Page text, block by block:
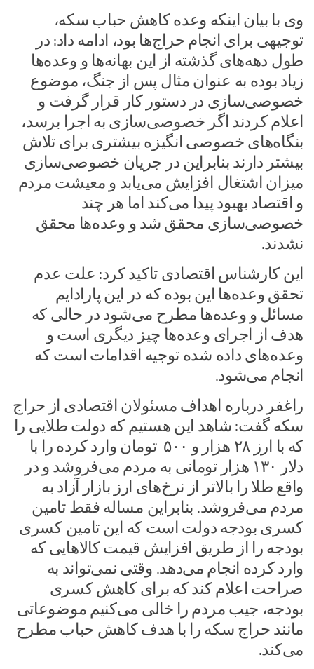
وی با بیان اینکه وعده کاهش حباب سکه،
توجیهی برای انجام حراج‌ها بود، ادامه داد: در
طول دهه‌های گذشته از این بهانه‌ها و وعده‌ها
زیاد بوده به عنوان مثال پس از جنگ، موضوع
خصوصی‌سازی در دستور کار قرار گرفت و
اعلام کردند اگر خصوصی‌سازی به اجرا برسد،
بنگاه‌های خصوصی انگیزه بیشتری برای تلاش
بیشتر دارند بنابراین در جریان خصوصی‌سازی
میزان اشتغال افزایش می‌یابد و معیشت مردم
و اقتصاد بهبود پیدا می‌کند اما هر چند
خصوصی‌سازی محقق شد و وعده‌ها محقق
نشدند.
این کارشناس اقتصادی تاکید کرد: علت عدم
تحقق وعده‌ها این بوده که در این پارادایم
مسائل و وعده‌ها مطرح می‌شود در حالی که
هدف از اجرای وعده‌ها چیز دیگری است و
وعده‌های داده شده توجیه اقدامات است که
انجام می‌شود.
راغفر درباره اهداف مسئولان اقتصادی از حراج‌
سکه‌ گفت: شاهد این هستیم که دولت طلایی را
که با ارز ۲۸ هزار و ۵۰۰ تومان وارد کرده را با
دلار ۱۳۰ هزار تومانی به مردم می‌فروشد و در
واقع طلا را بالاتر از نرخ‌های ارز بازار آزاد به
مردم می‌فروشد. بنابراین مساله فقط تامین
کسری بودجه دولت است که این تامین کسری
بودجه را از طریق افزایش قیمت کالاهایی که
وارد کرده انجام می‌دهد. وقتی نمی‌تواند به
صراحت اعلام کند که برای کاهش کسری
بودجه، جیب مردم را خالی می‌کنیم موضوعاتی
مانند حراج سکه را با هدف کاهش حباب مطرح
می‌کند.